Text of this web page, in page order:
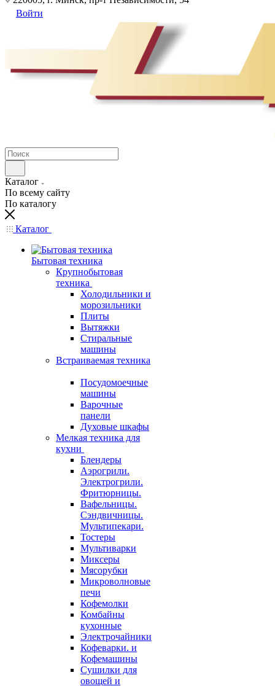
Войти
Каталог
По всему сайту
По каталогу
Каталог
Бытовая техника
Крупнобытовая
техника
Холодильники и
морозильники
Плиты
Вытяжки
Стиральные
машины
Встраиваемая техника
Посудомоечные
машины
Варочные
панели
Духовые шкафы
Мелкая техника для
кухни
Блендеры
Аэрогрили.
Электрогрили.
Фритюрницы.
Вафельницы.
Сэндвичницы.
Мультипекари.
Тостеры
Мультиварки
Миксеры
Мясорубки
Микроволновые
печи
Кофемолки
Комбайны
кухонные
Электрочайники
Кофеварки. и
Кофемашины
Сушилки для
овощей и